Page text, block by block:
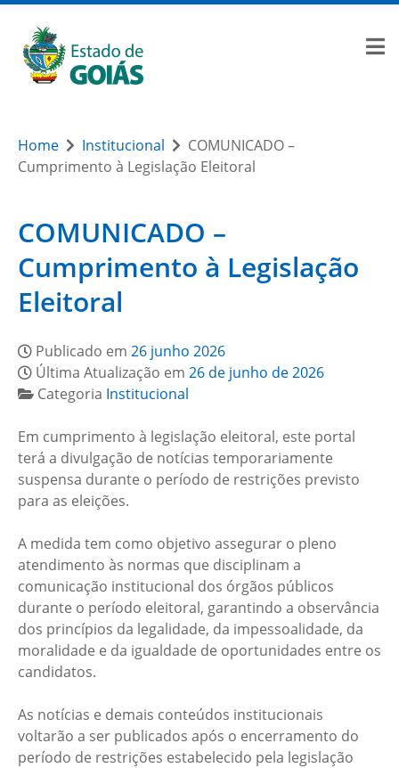
Home Institucional
COMUNICADO –
Cumprimento à Legislação Eleitoral
COMUNICADO –
Cumprimento à Legislação
Eleitoral
Publicado em 26 junho 2026
Última Atualização em 26 de junho de 2026
Categoria Institucional
Em cumprimento à legislação eleitoral, este portal
terá a divulgação de notícias temporariamente
suspensa durante o período de restrições previsto
para as eleições.
A medida tem como objetivo assegurar o pleno
atendimento às normas que disciplinam a
comunicação institucional dos órgãos públicos
durante o período eleitoral, garantindo a observância
dos princípios da legalidade, da impessoalidade, da
moralidade e da igualdade de oportunidades entre os
candidatos.
As notícias e demais conteúdos institucionais
voltarão a ser publicados após o encerramento do
período de restrições estabelecido pela legislação